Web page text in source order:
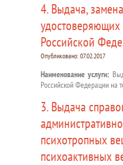
4. Выдача,
Российской
Опубликовано: 07.02.2017
Наименование услуги:
Российской Федерации на
3. Выдача
психотропных
психоактивных